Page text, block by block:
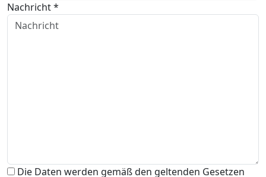
Nachricht *
Die Daten werden gemäß den geltenden Gesetzen